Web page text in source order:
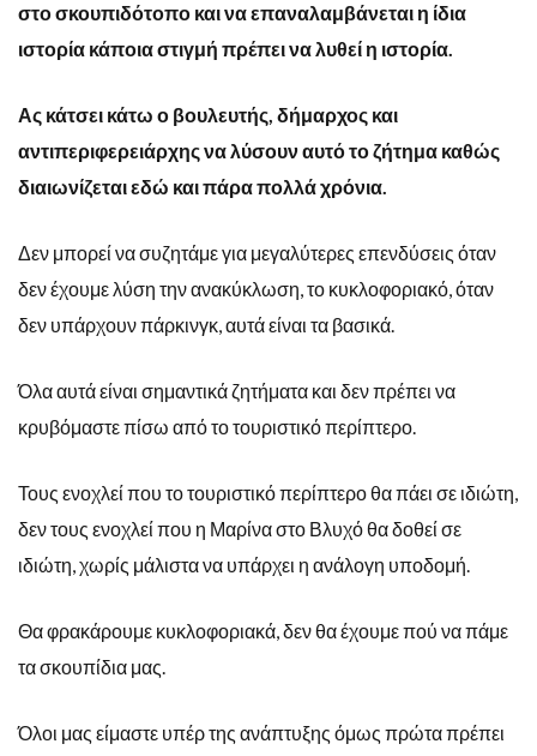
στο σκουπιδότοπο και να επαναλαμβάνεται η ίδια
ιστορία κάποια στιγμή πρέπει να λυθεί η ιστορία.
Ας κάτσει κάτω ο βουλευτής, δήμαρχος και
αντιπεριφερειάρχης να λύσουν αυτό το ζήτημα καθώς
διαιωνίζεται εδώ και πάρα πολλά χρόνια.
Δεν μπορεί να συζητάμε για μεγαλύτερες επενδύσεις όταν
δεν έχουμε λύση την ανακύκλωση, το κυκλοφοριακό, όταν
δεν υπάρχουν πάρκινγκ, αυτά είναι τα βασικά.
Όλα αυτά είναι σημαντικά ζητήματα και δεν πρέπει να
κρυβόμαστε πίσω από το τουριστικό περίπτερο.
Τους ενοχλεί που το τουριστικό περίπτερο θα πάει σε ιδιώτη,
δεν τους ενοχλεί που η Μαρίνα στο Βλυχό θα δοθεί σε
ιδιώτη, χωρίς μάλιστα να υπάρχει η ανάλογη υποδομή.
Θα φρακάρουμε κυκλοφοριακά, δεν θα έχουμε πού να πάμε
τα σκουπίδια μας.
Όλοι μας είμαστε υπέρ της ανάπτυξης όμως πρώτα πρέπει